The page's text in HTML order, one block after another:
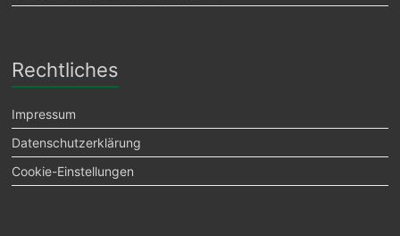
Rechtliches
Impressum
Datenschutzerklärung
Cookie-Einstellungen